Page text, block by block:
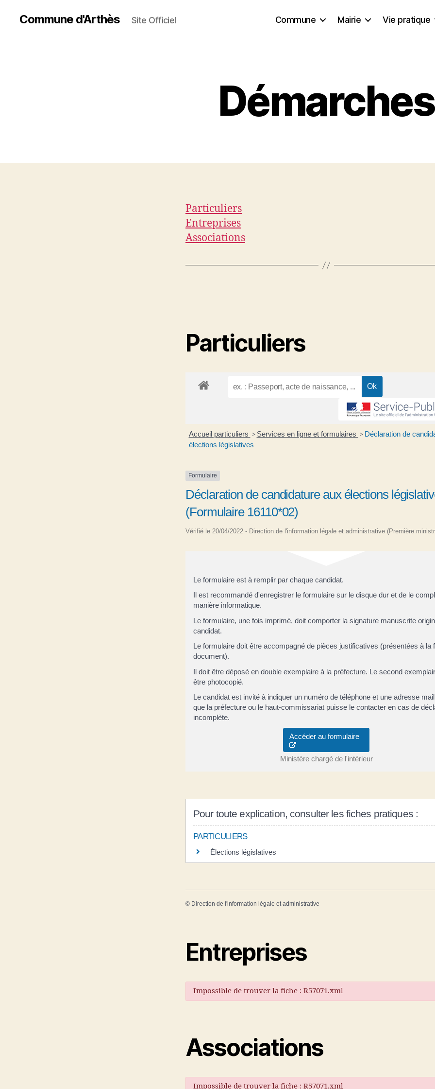
Commune d'Arthès Site Officiel Commune Mairie Vie pratique
Démarches
Particuliers
Entreprises
Associations
Particuliers
Accueil particuliers > Services en ligne et formulaires > Déclaration de
élections législatives
Formulaire
Déclaration de candidature aux élections
(Formulaire 16110*02)
Vérifié le 20/04/2022 - Direction de l'information légale et administrative (Première
Le formulaire est à remplir par chaque candidat.
Il est recommandé d'enregistrer le formulaire sur le disque dur et de le
manière informatique.
Le formulaire, une fois imprimé, doit comporter la signature manuscrite
candidat.
Le formulaire doit être accompagné de pièces justificatives (présentées à la
document).
Il doit être déposé en double exemplaire à la préfecture. Le second
être photocopié.
Le candidat est invité à indiquer un numéro de téléphone et une adresse
que la préfecture ou le haut-commissariat puisse le contacter en cas de
incomplète.
Accéder au formulaire
Ministère chargé de l'intérieur
Pour toute explication, consulter les fiches pratiques :
PARTICULIERS
Élections législatives
© Direction de l'information légale et administrative
Entreprises
Impossible de trouver la fiche : R57071.xml
Associations
Impossible de trouver la fiche : R57071.xml